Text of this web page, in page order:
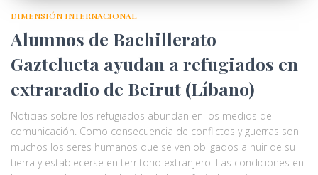
DIMENSIÓN INTERNACIONAL
Alumnos de Bachillerato
Gaztelueta ayudan a refugiados en
extraradio de Beirut (Líbano)
Noticias sobre los refugiados abundan en los medios de
comunicación. Como consecuencia de conflictos y guerras son
muchos los seres humanos que se ven obligados a huir de su
tierra y establecerse en territorio extranjero. Las condiciones en